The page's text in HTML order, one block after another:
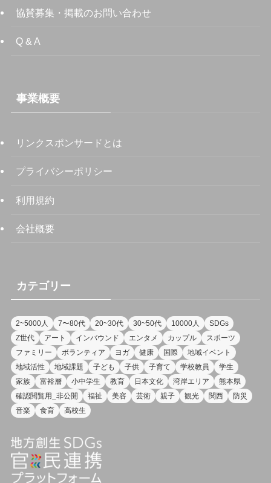
協賛募集・掲載のお問い合わせ
Q & A
事業概要
リンクスポンサードとは
プライバシーポリシー
利用規約
会社概要
カテゴリー
2~5000人 7〜80代 20~30代 30~50代 10000人
SDGs
Z世代
アート インバウンド エンタメ カップル
スポーツ
ファミリー
ボランティア ヨガ 健康 国際
地域イベント
地域活性
地域課題 子ども 子供 子育て 学校教員
学生
家族
富裕層 小中学生 教育 日本文化 湾岸エリア
熊本県
確認閲覧用_非公開
福祉 美容 芸術 親子 観光 関西
防災
音楽
食育 高校生